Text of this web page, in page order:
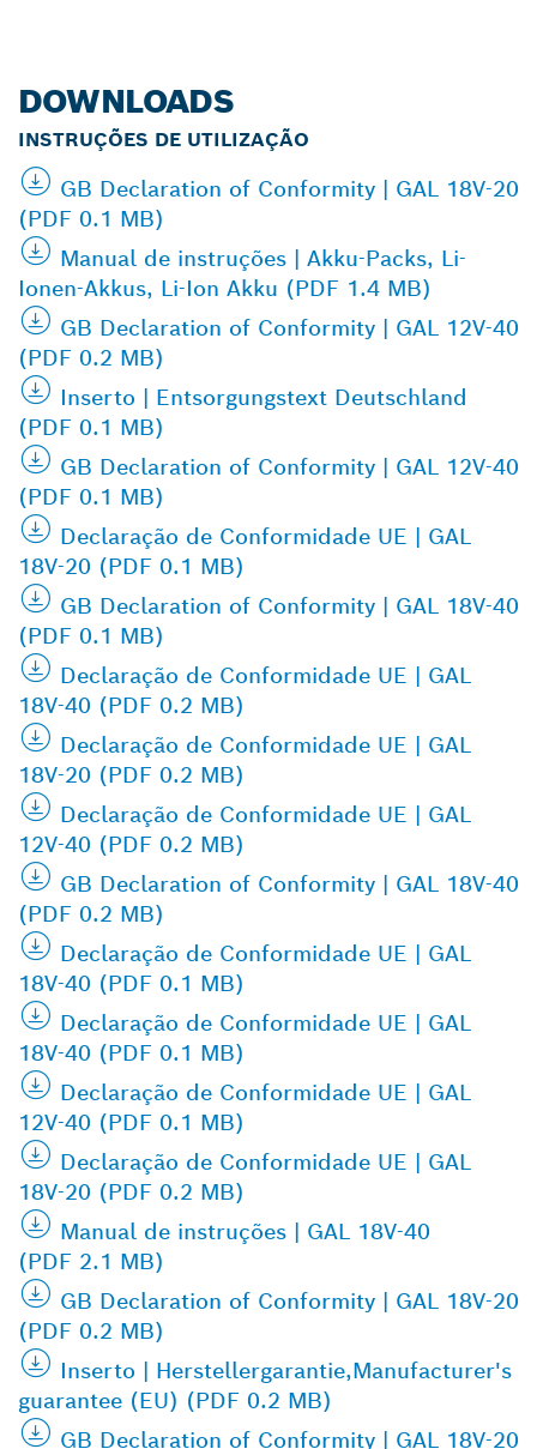
DOWNLOADS
INSTRUÇÕES DE UTILIZAÇÃO
GB Declaration of Conformity | GAL 18V-20
(PDF 0.1 MB)
Manual de instruções | Akku-Packs, Li-
Ionen-Akkus, Li-Ion Akku (PDF 1.4 MB)
GB Declaration of Conformity | GAL 12V-40
(PDF 0.2 MB)
Inserto | Entsorgungstext Deutschland
(PDF 0.1 MB)
GB Declaration of Conformity | GAL 12V-40
(PDF 0.1 MB)
Declaração de Conformidade UE | GAL
18V-20 (PDF 0.1 MB)
GB Declaration of Conformity | GAL 18V-40
(PDF 0.1 MB)
Declaração de Conformidade UE | GAL
18V-40 (PDF 0.2 MB)
Declaração de Conformidade UE | GAL
18V-20 (PDF 0.2 MB)
Declaração de Conformidade UE | GAL
12V-40 (PDF 0.2 MB)
GB Declaration of Conformity | GAL 18V-40
(PDF 0.2 MB)
Declaração de Conformidade UE | GAL
18V-40 (PDF 0.1 MB)
Declaração de Conformidade UE | GAL
18V-40 (PDF 0.1 MB)
Declaração de Conformidade UE | GAL
12V-40 (PDF 0.1 MB)
Declaração de Conformidade UE | GAL
18V-20 (PDF 0.2 MB)
Manual de instruções | GAL 18V-40
(PDF 2.1 MB)
GB Declaration of Conformity | GAL 18V-20
(PDF 0.2 MB)
Inserto | Herstellergarantie,Manufacturer's
guarantee (EU) (PDF 0.2 MB)
GB Declaration of Conformity | GAL 18V-20